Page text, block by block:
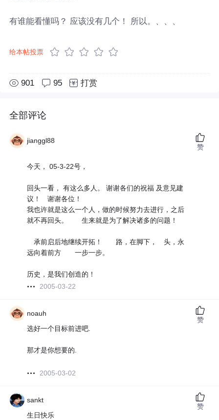
有谁能看懂吗？ 应该没有几个！ 所以。、、、
给本帖投票
901 95 打赏
全部评论
jianggl88
今天， 05-3-22号，
回头一看， 有这么多人。 谢谢各们的祝福 及意见建
议！ 谢谢各位！
我也许就是这么一个人，做的时候努力去进行，之后
就不再回头。 生来就是为了解决诸多的问题！
承前启后地继续开拓！ 路，在脚下， 头，永
远向着前方 一步一步。
历史，是我们创造的！
2005-03-22
赞
noauh
选好一个目标前进吧.
那才是你想要的.
2005-03-02
赞
sankt
生日快乐
赞